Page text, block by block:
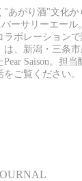
あがり酒"文化か
ーサリーエール
ボレーションで
は、新潟・三条
Saison。担
ご覧ください。